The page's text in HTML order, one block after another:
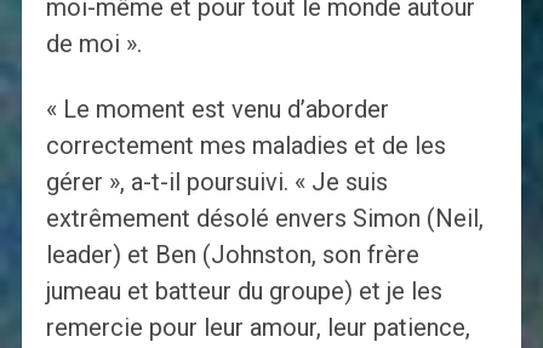
moi-même et pour tout le monde autour
de moi ».
« Le moment est venu d’aborder
correctement mes maladies et de les
gérer », a-t-il poursuivi. « Je suis
extrêmement désolé envers Simon (Neil,
leader) et Ben (Johnston, son frère
jumeau et batteur du groupe) et je les
remercie pour leur amour, leur patience,